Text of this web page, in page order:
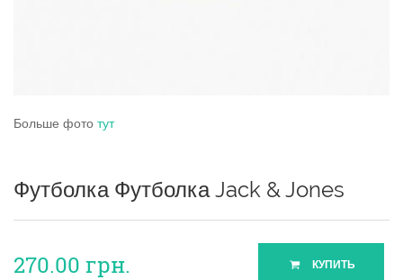
Больше фото тут
Футболка Футболка Jack & Jones
270.00 грн. КУПИТЬ